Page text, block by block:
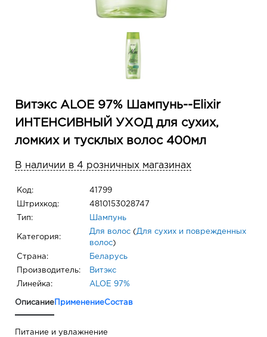
Витэкс ALOE 97% Шампунь--Elixir
ИНТЕНСИВНЫЙ УХОД для сухих,
ломких и тусклых волос 400мл
В наличии в 4 розничных магазинах
Код: 41799
Штрихкод: 4810153028747
Тип: Шампунь
Категория:
Для волос ( Для сухих и поврежденных
волос)
Страна: Беларусь
Производитель: Витэкс
Линейка: ALOE 97%
Описание ПрименениеСостав
Питание и увлажнение